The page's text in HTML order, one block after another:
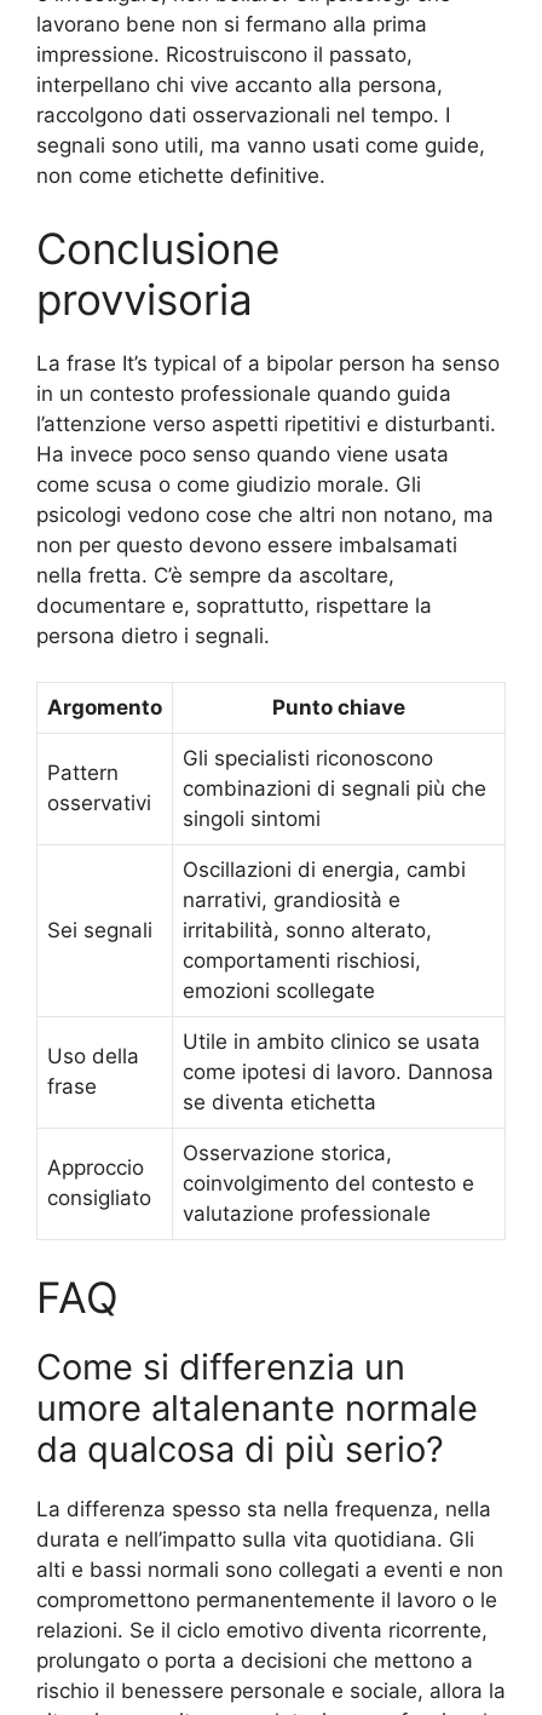
lavorano bene non si fermano alla prima
impressione. Ricostruiscono il passato,
interpellano chi vive accanto alla persona,
raccolgono dati osservazionali nel tempo. I
segnali sono utili, ma vanno usati come guide,
non come etichette definitive.
Conclusione
provvisoria
La frase It’s typical of a bipolar person ha senso
in un contesto professionale quando guida
l’attenzione verso aspetti ripetitivi e disturbanti.
Ha invece poco senso quando viene usata
come scusa o come giudizio morale. Gli
psicologi vedono cose che altri non notano, ma
non per questo devono essere imbalsamati
nella fretta. C’è sempre da ascoltare,
documentare e, soprattutto, rispettare la
persona dietro i segnali.
Argomento Punto chiave
Pattern
osservativi
Gli specialisti riconoscono
combinazioni di segnali più che
singoli sintomi
Sei segnali
Oscillazioni di energia, cambi
narrativi, grandiosità e
irritabilità, sonno alterato,
comportamenti rischiosi,
emozioni scollegate
Uso della
frase
Utile in ambito clinico se usata
come ipotesi di lavoro. Dannosa
se diventa etichetta
Approccio
consigliato
Osservazione storica,
coinvolgimento del contesto e
valutazione professionale
FAQ
Come si differenzia un
umore altalenante normale
da qualcosa di più serio?
La differenza spesso sta nella frequenza, nella
durata e nell’impatto sulla vita quotidiana. Gli
alti e bassi normali sono collegati a eventi e non
compromettono permanentemente il lavoro o le
relazioni. Se il ciclo emotivo diventa ricorrente,
prolungato o porta a decisioni che mettono a
rischio il benessere personale e sociale, allora la